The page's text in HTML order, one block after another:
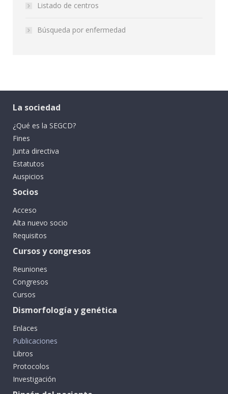
Listado de centros
Búsqueda por enfermedad
La sociedad
¿Qué es la SEGCD?
Fines
Junta directiva
Estatutos
Auspicios
Socios
Acceso
Alta nuevo socio
Requisitos
Cursos y congresos
Reuniones
Congresos
Cursos
Dismorfología y genética
Enlaces
Publicaciones
Libros
Protocolos
Investigación